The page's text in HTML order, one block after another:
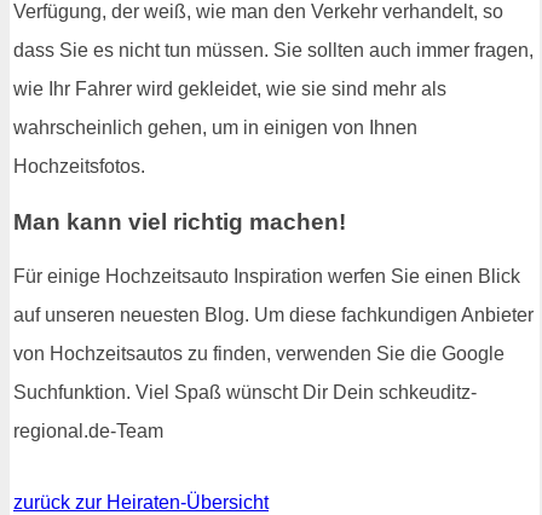
Verfügung, der weiß, wie man den Verkehr verhandelt, so
dass Sie es nicht tun müssen. Sie sollten auch immer fragen,
wie Ihr Fahrer wird gekleidet, wie sie sind mehr als
wahrscheinlich gehen, um in einigen von Ihnen
Hochzeitsfotos.
Man kann viel richtig machen!
Für einige Hochzeitsauto Inspiration werfen Sie einen Blick
auf unseren neuesten Blog. Um diese fachkundigen Anbieter
von Hochzeitsautos zu finden, verwenden Sie die Google
Suchfunktion. Viel Spaß wünscht Dir Dein schkeuditz-
regional.de-Team
zurück zur Heiraten-Übersicht